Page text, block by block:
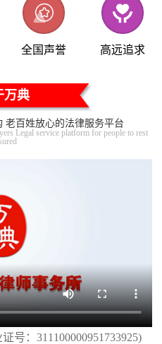
全国声誉 高远追求
万典
老百姓放心的法律服务平台
Legal service platform for people to rest
：311100000951733925)